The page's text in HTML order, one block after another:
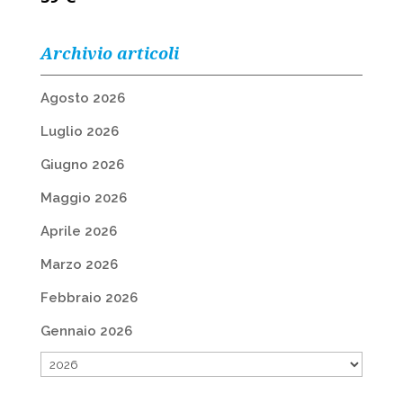
Archivio articoli
Agosto 2026
Luglio 2026
Giugno 2026
Maggio 2026
Aprile 2026
Marzo 2026
Febbraio 2026
Gennaio 2026